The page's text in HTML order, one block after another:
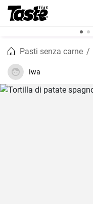
Pasti senza carne
Iwa